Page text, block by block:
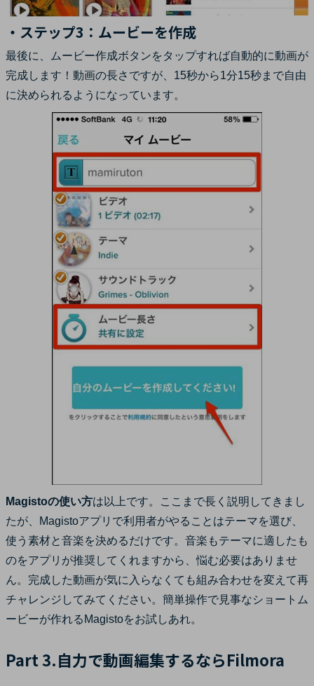
・ステップ3：ムービーを作成
最後に、ムービー作成ボタンをタップすれば自動的に動画が
完成します！動画の長さですが、15秒から1分15秒まで自由
に決められるようになっています。
Magistoの使い方は以上です。ここまで長く説明してきまし
たが、Magistoアプリで利用者がやることはテーマを選び、
使う素材と音楽を決めるだけです。音楽もテーマに適したも
のをアプリが推奨してくれますから、悩む必要はありませ
ん。完成した動画が気に入らなくても組み合わせを変えて再
チャレンジしてみてください。簡単操作で見事なショートム
ービーが作れるMagistoをお試しあれ。
Part 3.自力で動画編集するならFilmora